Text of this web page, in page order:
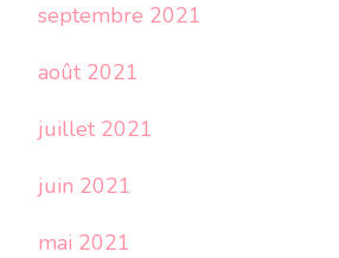
septembre 2021
août 2021
juillet 2021
juin 2021
mai 2021